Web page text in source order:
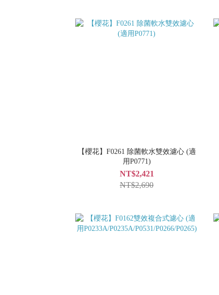
【櫻花】F0261 除菌軟水雙效濾心 (適
用P0771)
NT$2,421
NT$2,690